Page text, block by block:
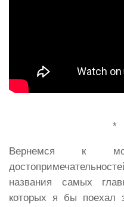
Вернемся к
названия самых
которых я бы поехал